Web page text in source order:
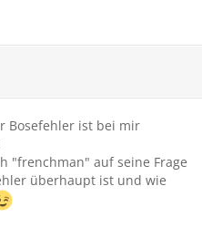
Bosefehler ist bei mir
"frenchman" auf seine Frage
überhaupt ist und wie